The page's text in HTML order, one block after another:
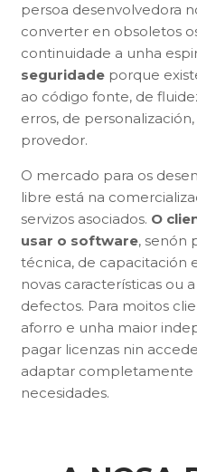
persoa desenvolvedora
converter en obsoletos
continuidade a unha
seguridadeporque
ao código fonte, de
erros, de
provedor.
O mercado para os
libre está na
servizos asociados. O
usar o software, senón
técnica, de capacitación
novas características ou
defectos. Para moitos
aforro e unha maior
pagar licenzas nin
adaptar completamente
necesidades.